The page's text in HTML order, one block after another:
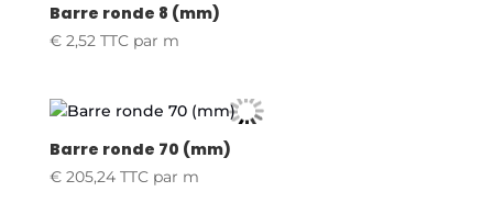
Barre ronde 8 (mm)
€2,52 TTCpar m
Barre ronde 70 (mm)
€205,24 TTCpar m